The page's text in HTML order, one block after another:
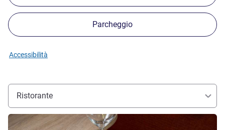
Parcheggio
Accessibilità
Ristorante
Visualizza dettagli